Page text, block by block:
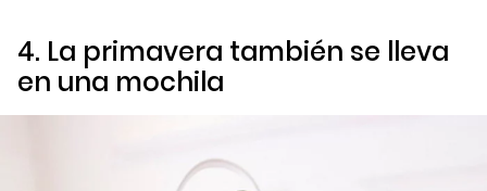
4. La primavera también se lleva
en una mochila